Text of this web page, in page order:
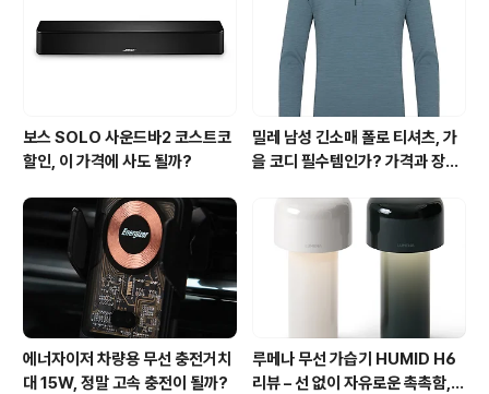
을 유지하는 역할을 합니다. 이는 기존의 후리스보다 한층
업그레이드된 기능성을 제공하..
보스 SOLO 사운드바2 코스트코
할인, 이 가격에 사도 될까?
밀레 남성 긴소매 폴로 티셔츠, 가
을 코디 필수템인가? 가격과 장점
에너자이저 차량용 무선 충전거치
대 15W, 정말 고속 충전이 될까?
루메나 무선 가습기 HUMID H6
리뷰 – 선 없이 자유로운 촉촉함,